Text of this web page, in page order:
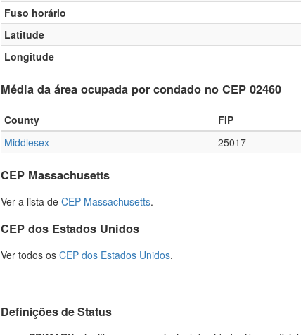
Fuso horário
Latitude
Longitude
Média da área ocupada por condado no CEP 02460
County FIP
Middlesex
25017
CEP Massachusetts
Ver a lista de CEP Massachusetts.
CEP dos Estados Unidos
Ver todos os CEP dos Estados Unidos.
Definições de Status